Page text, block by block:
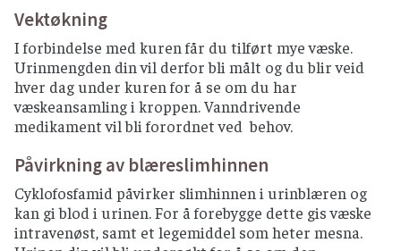
Vektøkning
I forbindelse med kuren får du tilført mye væske.
Urinmengden din vil derfor bli målt og du blir veid
hver dag under kuren for å se om du har
væskeansamling i kroppen. Vanndrivende
medikament vil bli forordnet ved behov.
Påvirkning av blæreslimhinnen
Cyklofosfamid påvirker slimhinnen i urinblæren og
kan gi blod i urinen. For å forebygge dette gis væske
intravenøst, samt et legemiddel som heter mesna.